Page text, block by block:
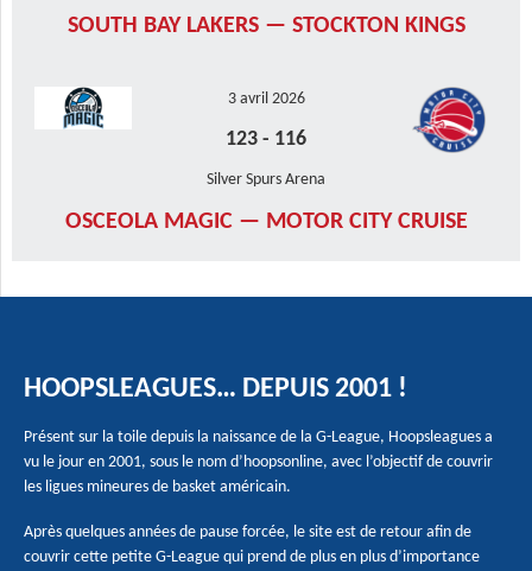
SOUTH BAY LAKERS — STOCKTON KINGS
3 avril 2026
123 - 116
Silver Spurs Arena
OSCEOLA MAGIC — MOTOR CITY CRUISE
HOOPSLEAGUES… DEPUIS 2001 !
Présent sur la toile depuis la naissance de la G-League, Hoopsleagues a
vu le jour en 2001, sous le nom d’hoopsonline, avec l’objectif de couvrir
les ligues mineures de basket américain.
Après quelques années de pause forcée, le site est de retour afin de
couvrir cette petite G-League qui prend de plus en plus d’importance